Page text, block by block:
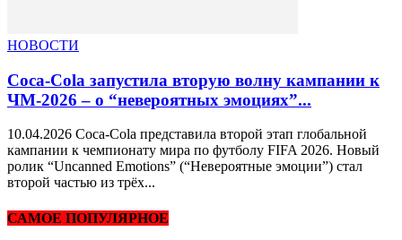
НОВОСТИ
Coca-Cola запустила вторую волну кампании к
ЧМ-2026 – о “невероятных эмоциях”...
10.04.2026 Coca-Cola представила второй этап глобальной
кампании к чемпионату мира по футболу FIFA 2026. Новый
ролик “Uncanned Emotions” (“Невероятные эмоции”) стал
второй частью из трёх...
САМОЕ ПОПУЛЯРНОЕ